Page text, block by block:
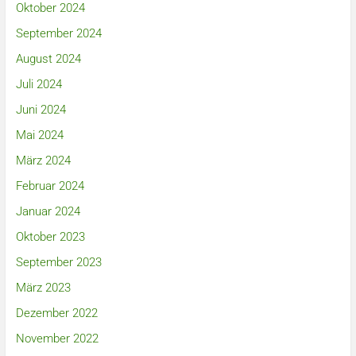
Oktober 2024
September 2024
August 2024
Juli 2024
Juni 2024
Mai 2024
März 2024
Februar 2024
Januar 2024
Oktober 2023
September 2023
März 2023
Dezember 2022
November 2022